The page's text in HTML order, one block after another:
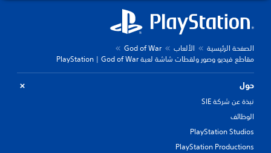
الصفحة الرئيسية الألعاب
God of War
مقاطع فيديو وصور ولقطات شاشة لعبة God of War | ‏PlayStation
حول
نبذة عن شركة SIE
الوظائف
PlayStation Studios
PlayStation Productions